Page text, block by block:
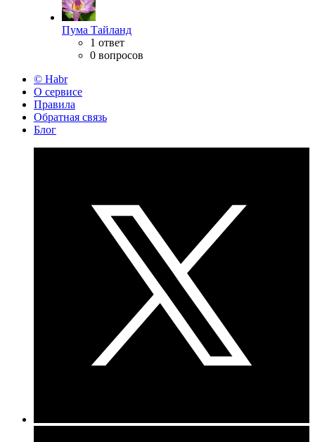
Пума Тайланд
1 ответ
0 вопросов
© Habr
О сервисе
Правила
Обратная связь
Блог